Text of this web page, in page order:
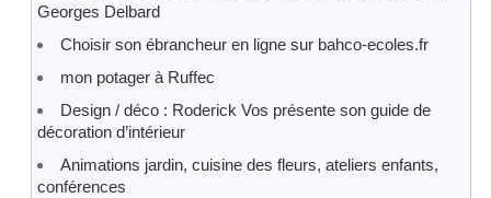
Georges Delbard
Choisir son ébrancheur en ligne sur bahco-ecoles.fr
mon potager à Ruffec
Design / déco : Roderick Vos présente son guide de
décoration d’intérieur
Animations jardin, cuisine des fleurs, ateliers enfants,
conférences